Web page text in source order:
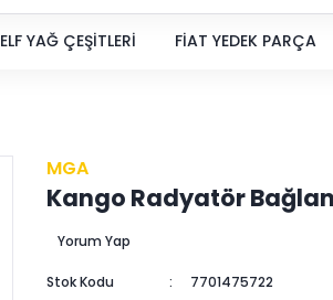
ELF YAĞ ÇEŞITLERI FIAT YEDEK PARÇA
MGA
Kango Radyatör
Yorum Yap
Stok Kodu
7701475722